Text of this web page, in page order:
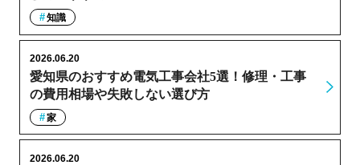
知識
愛知県のおすすめ電気工事会社5選！修理・工事
の費用相場や失敗しない選び方
2026.06.20
家
2026.06.20